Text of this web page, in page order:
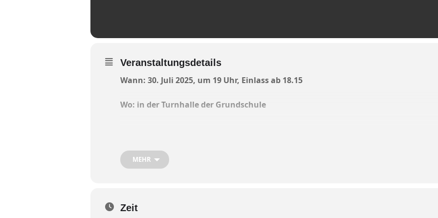
Veranstaltungsdetails
Wann: 30. Juli 2025, um 19 Uhr, Einlass ab 18.15
Wo: in der Turnhalle der Grundschule
Die Infoveranstaltung für die Bürger zur Inbetriebnahme der Erstankunfts-
Gewerbegebiet „am Eckfeld“ findet am Mittwoch, 30 Juli 2025 statt. Der Landrat habe
Um zu gewährleisten, dass trotz des erwarteten Andrangs und der begrenzten
MEHR
Zeit